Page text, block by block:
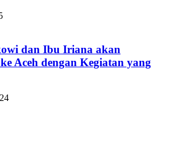
dan Ibu Iriana akan
Aceh dengan Kegiatan yang